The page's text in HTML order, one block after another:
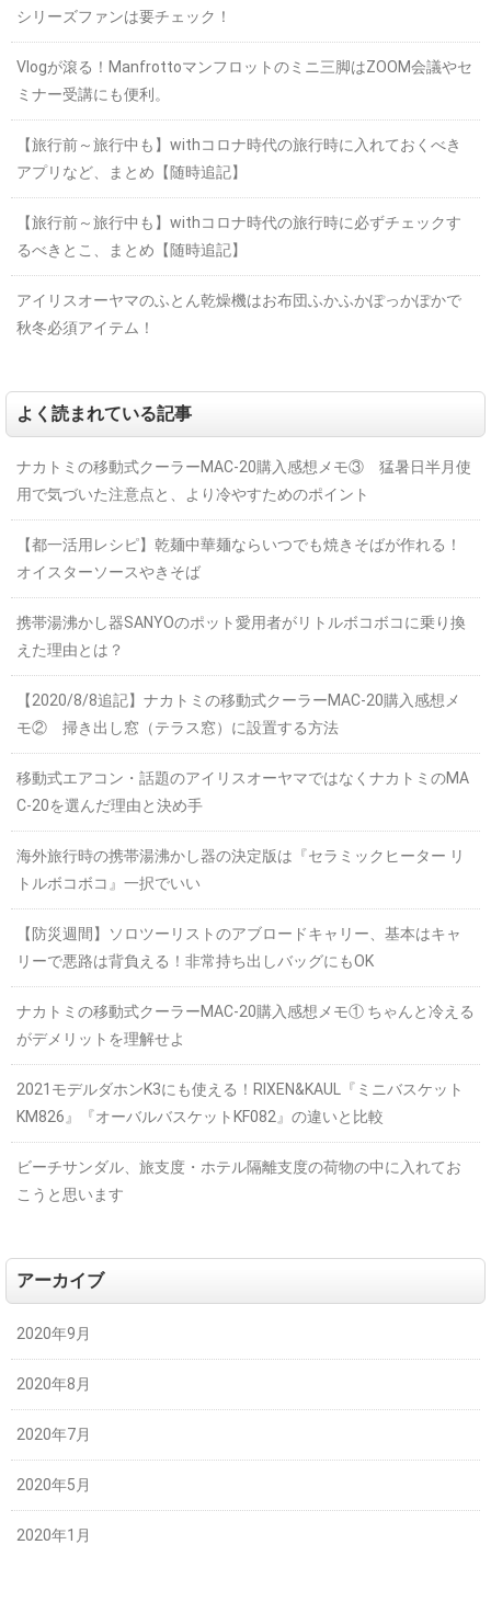
シリーズファンは要チェック！
Vlogが滾る！Manfrottoマンフロットのミニ三脚はZOOM会議やセ
ミナー受講にも便利。
【旅行前～旅行中も】withコロナ時代の旅行時に入れておくべき
アプリなど、まとめ【随時追記】
【旅行前～旅行中も】withコロナ時代の旅行時に必ずチェックす
るべきとこ、まとめ【随時追記】
アイリスオーヤマのふとん乾燥機はお布団ふかふかぽっかぽかで
秋冬必須アイテム！
よく読まれている記事
ナカトミの移動式クーラーMAC-20購入感想メモ③ 猛暑日半月使
用で気づいた注意点と、より冷やすためのポイント
【都一活用レシピ】乾麺中華麺ならいつでも焼きそばが作れる！
オイスターソースやきそば
携帯湯沸かし器SANYOのポット愛用者がリトルボコボコに乗り換
えた理由とは？
【2020/8/8追記】ナカトミの移動式クーラーMAC-20購入感想メ
モ② 掃き出し窓（テラス窓）に設置する方法
移動式エアコン・話題のアイリスオーヤマではなくナカトミのMA
C-20を選んだ理由と決め手
海外旅行時の携帯湯沸かし器の決定版は『セラミックヒーター リ
トルボコボコ』一択でいい
【防災週間】ソロツーリストのアブロードキャリー、基本はキャ
リーで悪路は背負える！非常持ち出しバッグにもOK
ナカトミの移動式クーラーMAC-20購入感想メモ① ちゃんと冷える
がデメリットを理解せよ
2021モデルダホンK3にも使える！RIXEN&KAUL『ミニバスケット
KM826』『オーバルバスケットKF082』の違いと比較
ビーチサンダル、旅支度・ホテル隔離支度の荷物の中に入れてお
こうと思います
アーカイブ
2020年9月
2020年8月
2020年7月
2020年5月
2020年1月